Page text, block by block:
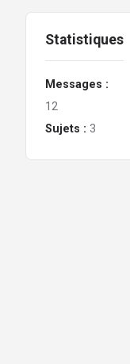
Statistiques
Messages :
12
Sujets : 3